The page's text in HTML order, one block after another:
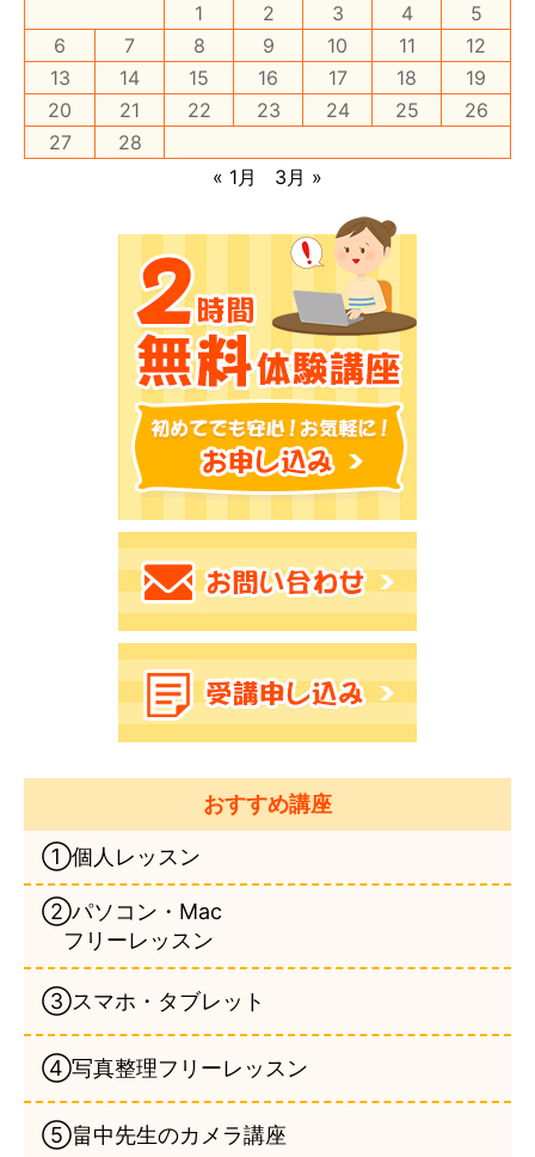
1
2 3 4
5
6
7 8 9 10 11
12
13
14 15 16 17 18
19
20
21 22 23 24 25
26
27
28
« 1月
3月 »
おすすめ講座
①個人レッスン
②パソコン・Mac
フリーレッスン
③スマホ・タブレット
④写真整理フリーレッスン
⑤畠中先生のカメラ講座